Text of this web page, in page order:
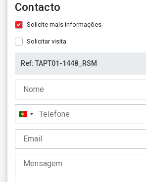
Contacto
Solicite mais informações
Solicitar visita
Portugal
+351